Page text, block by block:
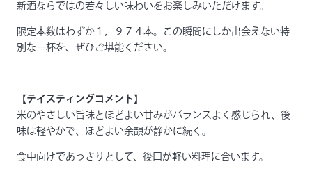
新酒ならではの若々しい味わいをお楽しみいただけます。
限定本数はわずか１，９７４本。この瞬間にしか出会えない特
別な一杯を、ぜひご堪能ください。
【テイスティングコメント】
米のやさしい旨味とほどよい甘みがバランスよく感じられ、後
味は軽やかで、ほどよい余韻が静かに続く。
食中向けであっさりとして、後口が軽い料理に合います。